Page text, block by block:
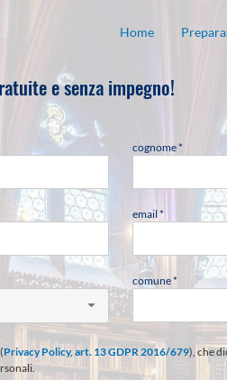
Home
e senza impegno!
cognome *
email *
comune *
Privacy Policy, art. 13 GDPR 2016/679), che